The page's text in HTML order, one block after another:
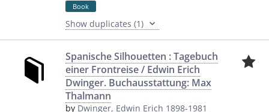
Book
Show duplicates (1)
Spanische Silhouetten : Tagebuch
einer Frontreise / Edwin Erich
Dwinger. Buchausstattung: Max
Thalmann
by Dwinger, Edwin Erich 1898-1981